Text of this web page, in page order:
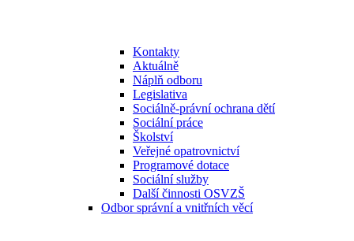
Kontakty
Aktuálně
Náplň odboru
Legislativa
Sociálně-právní ochrana dětí
Sociální práce
Školství
Veřejné opatrovnictví
Programové dotace
Sociální služby
Další činnosti OSVZŠ
Odbor správní a vnitřních věcí